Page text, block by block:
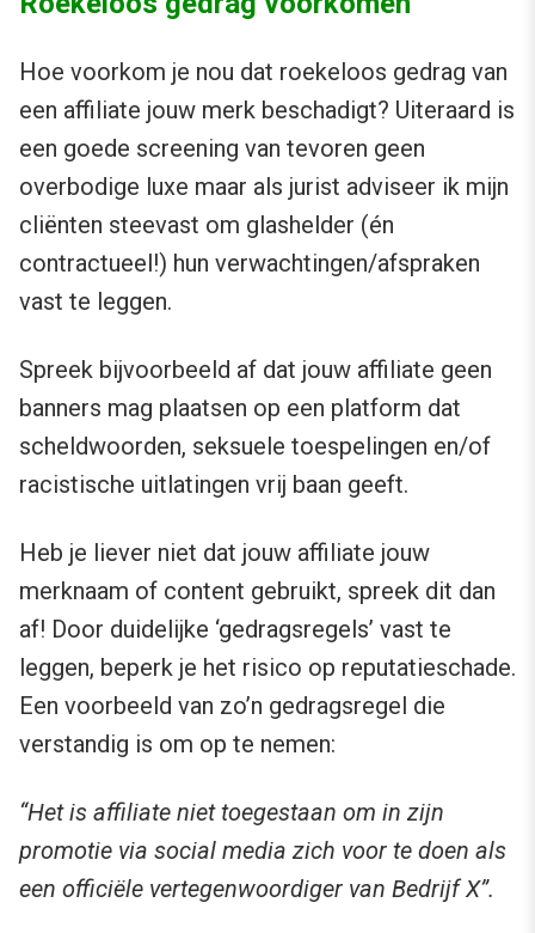
Hoe voorkom je nou dat roekeloos gedrag van
een affiliate jouw merk beschadigt? Uiteraard is
een goede screening van tevoren geen
overbodige luxe maar als jurist adviseer ik mijn
cliënten steevast om glashelder (én
contractueel!) hun verwachtingen/afspraken
vast te leggen.
Spreek bijvoorbeeld af dat jouw affiliate geen
banners mag plaatsen op een platform dat
scheldwoorden, seksuele toespelingen en/of
racistische uitlatingen vrij baan geeft.
Heb je liever niet dat jouw affiliate jouw
merknaam of content gebruikt, spreek dit dan
af! Door duidelijke ‘gedragsregels’ vast te
leggen, beperk je het risico op reputatieschade.
Een voorbeeld van zo’n gedragsregel die
verstandig is om op te nemen:
“Het is affiliate niet toegestaan om in zijn
promotie via social media zich voor te doen als
een officiële vertegenwoordiger van Bedrijf X”.